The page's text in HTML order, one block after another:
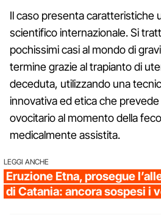
Il caso presenta caratteristiche
scientifico internazionale. Si
pochissimi casi al mondo di
termine grazie al trapianto di
deceduta, utilizzando una
innovativa ed etica che
ovocitario al momento della
medicalmente assistita.
LEGGI ANCHE
Eruzione Etna, prosegue
di Catania: ancora sospesi i